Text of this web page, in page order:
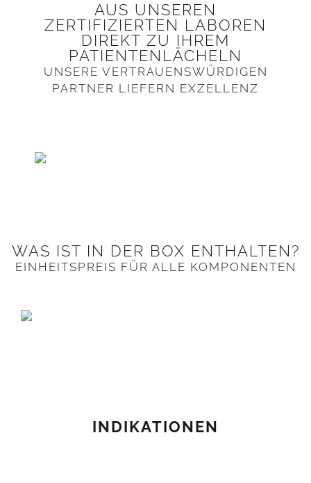
AUS UNSEREN
ZERTIFIZIERTEN LABOREN
DIREKT ZU IHREM
PATIENTENLÄCHELN
UNSERE VERTRAUENSWÜRDIGEN
PARTNER LIEFERN EXZELLENZ
WAS IST IN DER BOX ENTHALTEN?
EINHEITSPREIS FÜR ALLE KOMPONENTEN
INDIKATIONEN